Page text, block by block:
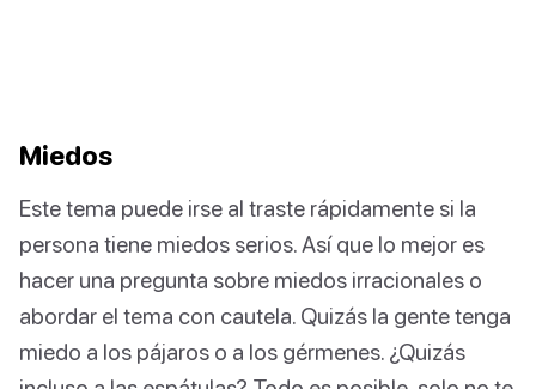
Miedos
Este tema puede irse al traste rápidamente si la
persona tiene miedos serios. Así que lo mejor es
hacer una pregunta sobre miedos irracionales o
abordar el tema con cautela. Quizás la gente tenga
miedo a los pájaros o a los gérmenes. ¿Quizás